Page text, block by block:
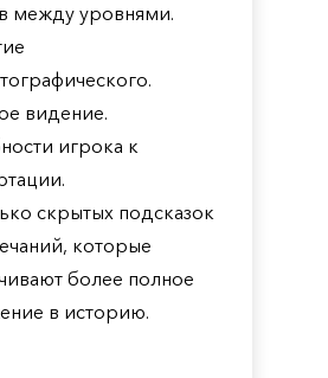
между уровнями.
видение.
игрока к
скрытых подсказок
которые
более полное
в историю.